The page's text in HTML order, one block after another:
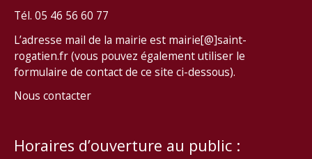
Tél. 05 46 56 60 77
L’adresse mail de la mairie est mairie[@]saint-
rogatien.fr (vous pouvez également utiliser le
formulaire de contact de ce site ci-dessous).
Nous contacter
Horaires d’ouverture au public :